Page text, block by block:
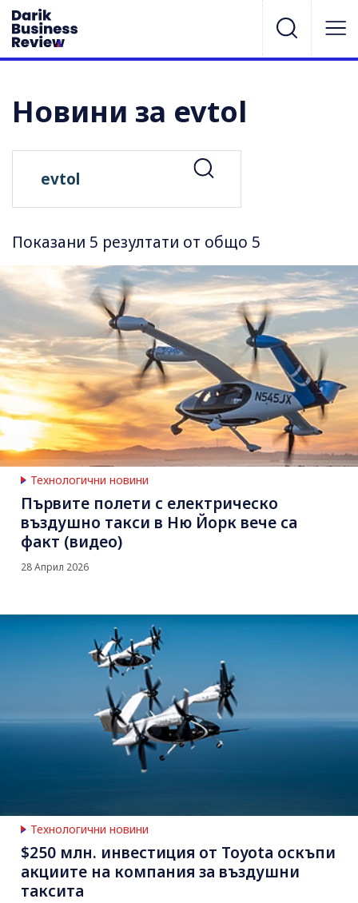
Новини за evtol
Показани 5 резултати от общо 5
Технологични новини
Първите полети с електрическо
въздушно такси в Ню Йорк вече са
факт (видео)
28 Април 2026
Технологични новини
$250 млн. инвестиция от Toyota оскъпи
акциите на компания за въздушни
таксита